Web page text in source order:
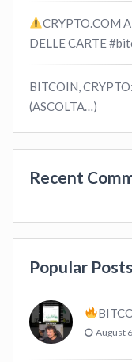
CRYPTO.COM
DELLE CARTE
BITCOIN,
(ASCOLTA…)
Recent
Popular Posts
August